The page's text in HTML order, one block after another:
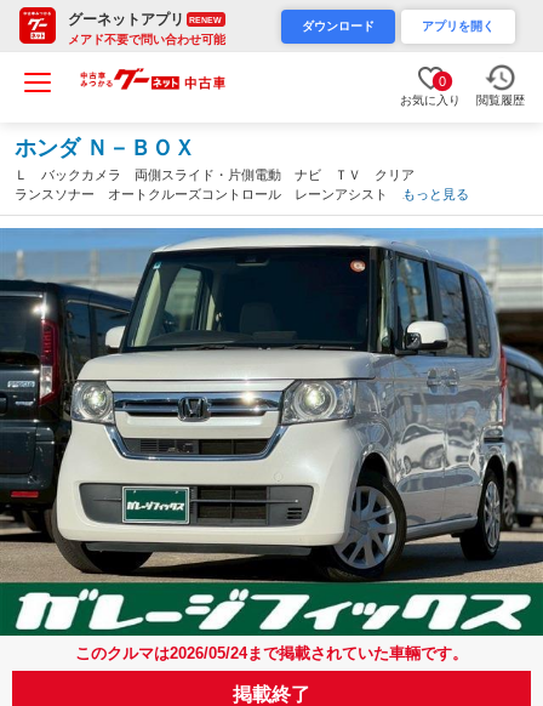
グーネットアプリ RENEW
メアド不要で問い合わせ可能
ダウンロード アプリを開く
0
お気に入り 閲覧履歴
ホンダ Ｎ－ＢＯＸ
Ｌ バックカメラ 両側スライド・片側電動 ナビ ＴＶ クリア
ランスソナー オートクルーズコントロール レーンアシスト 衝
突被害軽減システム オートライト ＬＥＤヘッドランプ スマー
トキー（石川県）
もっと見る
このクルマは2026/05/24まで掲載されていた車輛です。
掲載終了